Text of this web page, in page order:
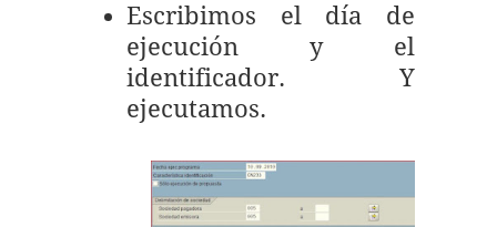
Escribimos el día de
ejecución y el
identificador. Y
ejecutamos.